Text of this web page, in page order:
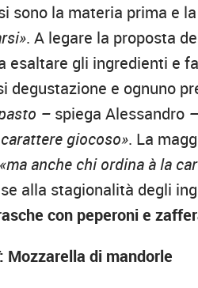
sono la materia prima e
. A legare la proposta
esaltare gli ingredienti e
degustazione e ognuno
– spiega Alessandro
giocoso». La
«ma anche chi ordina à la
alla stagionalità degli
con peperoni e
Mozzarella di mandorle